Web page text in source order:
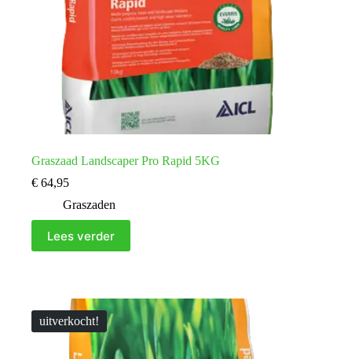
Graszaad Landscaper Pro Rapid 5KG
€ 64,95
Graszaden
Lees verder
uitverkocht!